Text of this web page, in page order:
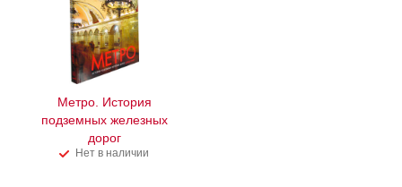
Метро. История
подземных железных
дорог
Нет в наличии